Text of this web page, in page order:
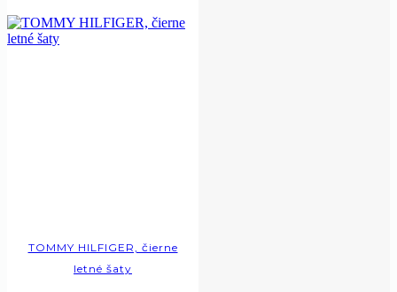
TOMMY HILFIGER, čierne
letné šaty